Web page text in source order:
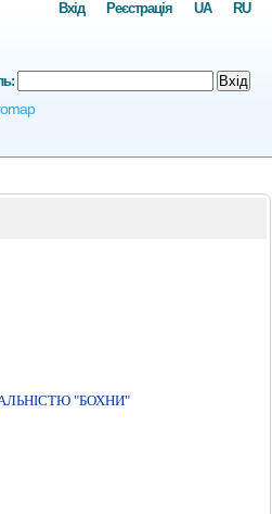
RU
UA
Реєстрація
Вхід
Вхід
"БОХНИ"